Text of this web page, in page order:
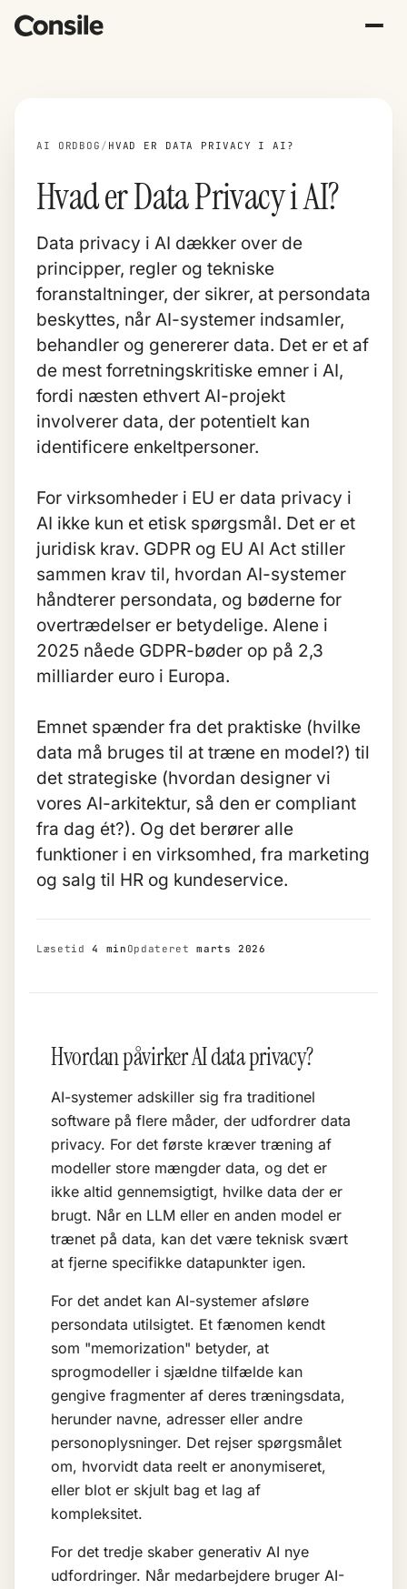
AI ORDBOG / HVAD ER DATA PRIVACY I AI?
Hvad er Data Privacy i AI?
Data privacy i AI dækker over de
principper, regler og tekniske
foranstaltninger, der sikrer, at persondata
beskyttes, når AI-systemer indsamler,
behandler og genererer data. Det er et af
de mest forretningskritiske emner i AI,
fordi næsten ethvert AI-projekt
involverer data, der potentielt kan
identificere enkeltpersoner.
For virksomheder i EU er data privacy i
AI ikke kun et etisk spørgsmål. Det er et
juridisk krav. GDPR og EU AI Act stiller
sammen krav til, hvordan AI-systemer
håndterer persondata, og bøderne for
overtrædelser er betydelige. Alene i
2025 nåede GDPR-bøder op på 2,3
milliarder euro i Europa.
Emnet spænder fra det praktiske (hvilke
data må bruges til at træne en model?) til
det strategiske (hvordan designer vi
vores AI-arkitektur, så den er compliant
fra dag ét?). Og det berører alle
funktioner i en virksomhed, fra marketing
og salg til HR og kundeservice.
Læsetid4 min Opdateretmarts 2026
Hvordan påvirker AI data privacy?
AI-systemer adskiller sig fra traditionel
software på flere måder, der udfordrer data
privacy. For det første kræver træning af
modeller store mængder data, og det er
ikke altid gennemsigtigt, hvilke data der er
brugt. Når en LLM eller en anden model er
trænet på data, kan det være teknisk svært
at fjerne specifikke datapunkter igen.
For det andet kan AI-systemer afsløre
persondata utilsigtet. Et fænomen kendt
som "memorization" betyder, at
sprogmodeller i sjældne tilfælde kan
gengive fragmenter af deres træningsdata,
herunder navne, adresser eller andre
personoplysninger. Det rejser spørgsmålet
om, hvorvidt data reelt er anonymiseret,
eller blot er skjult bag et lag af
kompleksitet.
For det tredje skaber generativ AI nye
udfordringer. Når medarbejdere bruger AI-